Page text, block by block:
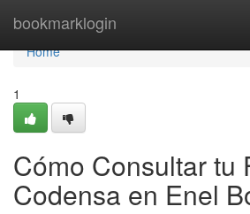
bookmarklogin
Home
Home
1
Cómo Consultar tu
Codensa en Enel